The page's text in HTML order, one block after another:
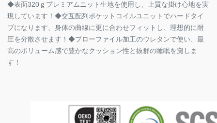
◆表面320ｇプレミアムニット生地を使用し、上質な掛け心地を実
現しています！◆交互配列ポケットコイルユニットでハードタイ
プになります、身体の曲線に更に合わせフィットし、理想的に耐
圧を分散させます！◆プローファイル加工のウレタンで使い、最
高のボリューム感で豊かなクッション性と抜群の睡眠を齎しま
す！